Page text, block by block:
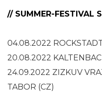
// SUMMER-FESTIVAL
04.08.2022
20.08.2022
24.09.2022 ZIZKUV
TABOR (CZ)